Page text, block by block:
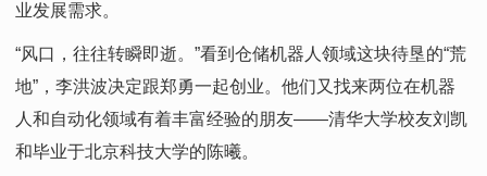
业发展需求。
“风口，往往转瞬即逝。”看到仓储机器人领域这块待垦的“荒
地”，李洪波决定跟郑勇一起创业。他们又找来两位在机器
人和自动化领域有着丰富经验的朋友——清华大学校友刘凯
和毕业于北京科技大学的陈曦。